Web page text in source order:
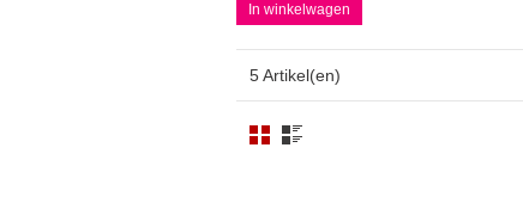
In winkelwagen
5 Artikel(en)